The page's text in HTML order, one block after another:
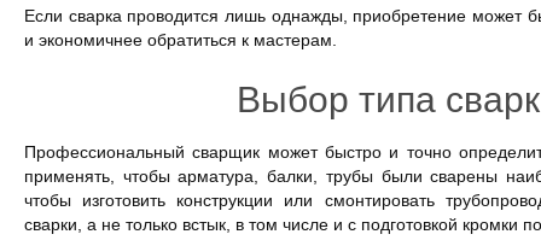
Если сварка проводится лишь однажды, приобретение может
и экономичнее обратиться к мастерам.
Выбор типа
Профессиональный сварщик может быстро и точно
применять, чтобы арматура, балки, трубы были сварены
чтобы изготовить конструкции или смонтировать
сварки, а не только встык, в том числе и с подготовкой кромки